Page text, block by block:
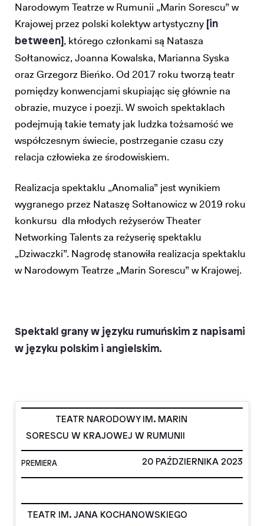
Narodowym Teatrze w Rumunii „Marin Sorescu” w
Krajowej przez polski kolektyw artystyczny [in
between] , którego członkami są Natasza
Sołtanowicz, Joanna Kowalska, Marianna Syska
oraz Grzegorz Bieńko. Od 2017 roku tworzą teatr
pomiędzy konwencjami skupiając się głównie na
obrazie, muzyce i poezji. W swoich spektaklach
podejmują takie tematy jak ludzka tożsamość we
współczesnym świecie, postrzeganie czasu czy
relacja człowieka ze środowiskiem.
Realizacja spektaklu „Anomalia” jest wynikiem
wygranego przez Nataszę Sołtanowicz w 2019 roku
konkursu dla młodych reżyserów Theater
Networking Talents za reżyserię spektaklu
„Dziwaczki”. Nagrodę stanowiła realizacja spektaklu
w Narodowym Teatrze „Marin Sorescu” w Krajowej.
Spektakl grany w języku rumuńskim z napisami
w języku polskim i angielskim.
TEATR NARODOWY IM. MARIN
SORESCU W KRAJOWEJ W RUMUNII
PREMIERA 20 PAŹDZIERNIKA 2023
TEATR IM. JANA KOCHANOWSKIEGO